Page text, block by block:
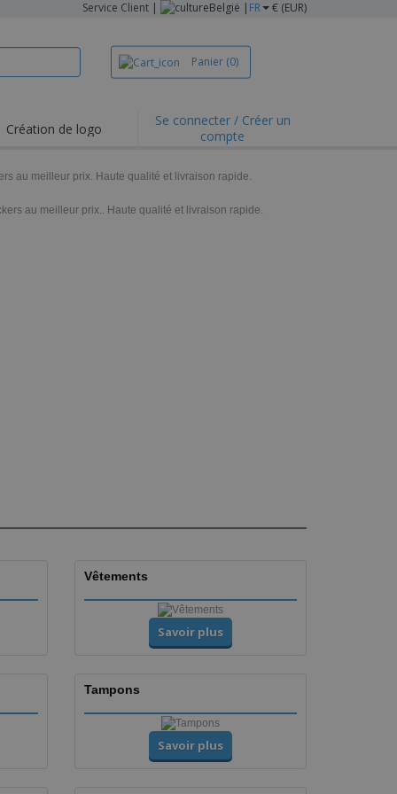
Service Client | België | FR € (EUR)
Panier (0)
Création de logo
Se connecter / Créer un
compte
Vêtements
Savoir plus
Tampons
Savoir plus